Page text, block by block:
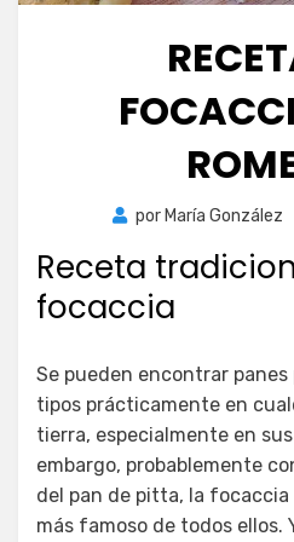
por María González
Receta
focaccia
Se pueden encontrar
tipos prácticamente en
tierra, especialmente en
embargo, probablemente
del pan de pitta, la
más famoso de todos ellos.